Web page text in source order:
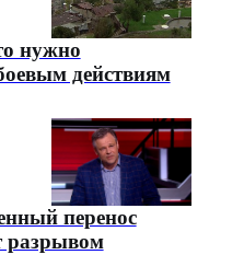
нужно
действиям
перенос
разрывом